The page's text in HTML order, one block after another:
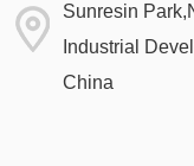
Sunresin
Industrial
China